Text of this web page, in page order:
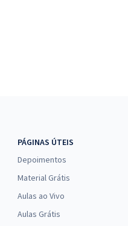
PÁGINAS ÚTEIS
Depoimentos
Material Grátis
Aulas ao Vivo
Aulas Grátis